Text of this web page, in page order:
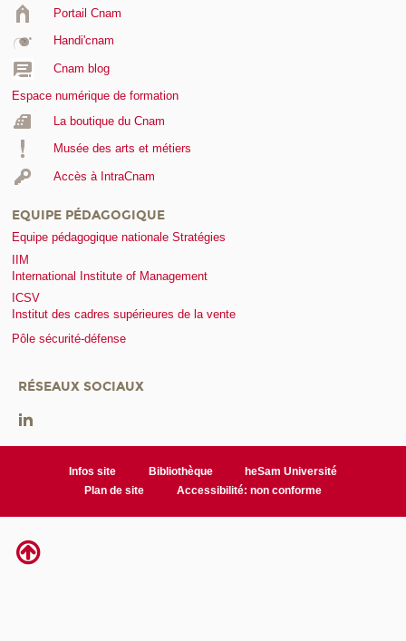
Portail Cnam
Handi'cnam
Cnam blog
Espace numérique de formation
La boutique du Cnam
Musée des arts et métiers
Accès à IntraCnam
EQUIPE PÉDAGOGIQUE
Equipe pédagogique nationale Stratégies
IIM
International Institute of Management
ICSV
Institut des cadres supérieures de la vente
Pôle sécurité-défense
RÉSEAUX SOCIAUX
Infos site Bibliothèque
heSam Université
Plan de site
Accessibilité: non conforme